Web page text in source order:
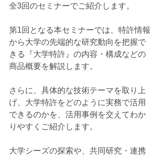
全3回のセミナーでご紹介します。
第1回となる本セミナーでは、特許情報
から大学の先端的な研究動向を把握で
きる『大学特許』の内容・構成などの
商品概要を解説します。
さらに、具体的な技術テーマを取り上
げ、大学特許をどのように実務で活用
できるのかを、活用事例を交えてわか
りやすくご紹介します。
大学シーズの探索や、共同研究・連携